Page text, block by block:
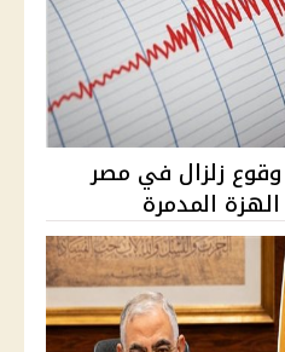
زلزال في مصر
المدمرة